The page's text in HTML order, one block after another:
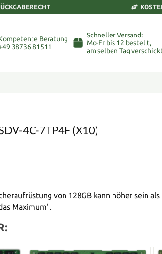
Beratung
38736 81511
Schneller Versand:
Mo-Fr bis 12 bestellt,
am selben Tag verschickt
4C-7TP4F (X10)
von 128GB kann höher sein
Maximum".